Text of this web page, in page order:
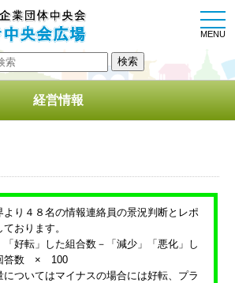
MENU
経営情報
り４８名の情報連絡員の景況判断とレポ
おります。
好転」した組合数－「減少」「悪化」し
答数 × 100
ついてはマイナスの場合には好転、プラ